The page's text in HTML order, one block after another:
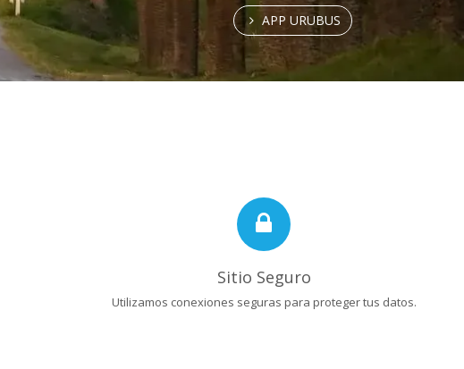
APP URUBUS
Sitio Seguro
Utilizamos conexiones seguras para proteger tus datos.